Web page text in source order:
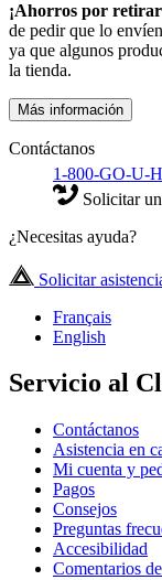
¡Ahorros por
de pedir que lo
ya que algunos
la tienda.
Más información
Contáctanos
1-800-GO-U-
Solicitar
¿Necesitas ayuda?
Solicitar
Français
English
Servicio al
Contáctanos
Asistencia en
Mi cuenta y
Pagos
Consejos
Preguntas
Accesibilidad
Comentarios